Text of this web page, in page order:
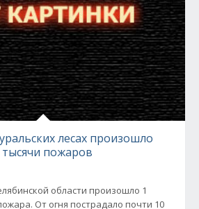
лесах произошло
пожаров
области произошло 1
От огня пострадало почти 10